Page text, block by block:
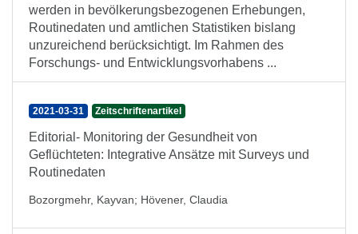
werden in bevölkerungsbezogenen Erhebungen,
Routinedaten und amtlichen Statistiken bislang
unzureichend berücksichtigt. Im Rahmen des
Forschungs- und Entwicklungsvorhabens ...
2021-03-31 Zeitschriftenartikel
Editorial- Monitoring der Gesundheit von
Geflüchteten: Integrative Ansätze mit Surveys und
Routinedaten
Bozorgmehr, Kayvan; Hövener, Claudia